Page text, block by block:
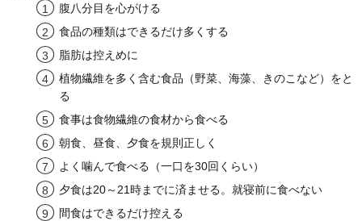
腹八分目を心がける
食品の種類はできるだけ多くする
脂肪は控えめに
植物繊維を多く含む食品（野菜、海藻、きのこなど）をと
る
食事は食物繊維の食材から食べる
朝食、昼食、夕食を規則正しく
よく噛んで食べる（一口を30回くらい）
夕食は20～21時までに済ませる。就寝前に食べない
間食はできるだけ控える